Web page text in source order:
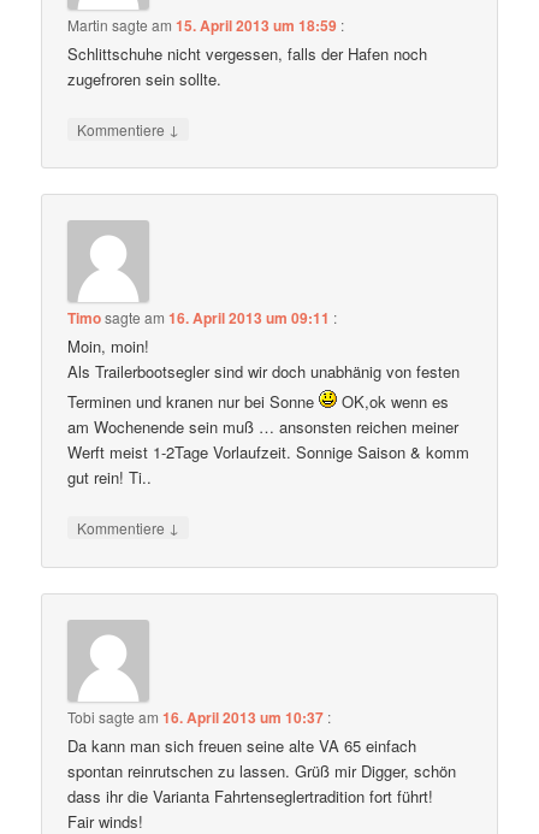
Martin sagte am15. April 2013 um 18:59 :
Schlittschuhe nicht vergessen, falls der Hafen noch
zugefroren sein sollte.
Kommentiere ↓
Timosagte am16. April 2013 um 09:11 :
Moin, moin!
Als Trailerbootsegler sind wir doch unabhänig von festen
Terminen und kranen nur bei Sonne
OK,ok wenn es
am Wochenende sein muß … ansonsten reichen meiner
Werft meist 1-2Tage Vorlaufzeit. Sonnige Saison & komm
gut rein! Ti..
Kommentiere ↓
Tobi sagte am16. April 2013 um 10:37 :
Da kann man sich freuen seine alte VA 65 einfach
spontan reinrutschen zu lassen. Grüß mir Digger, schön
dass ihr die Varianta Fahrtenseglertradition fort führt!
Fair winds!